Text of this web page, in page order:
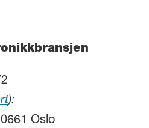
):
Oslo